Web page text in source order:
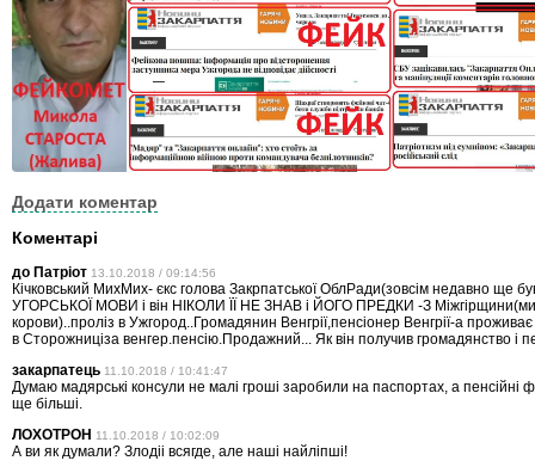
Додати коментар
Коментарі
до Патріот 13.10.2018 / 09:14:56
Кічковський МихМих- єкс голова Закрпатської ОблРади(зовсім недавно ще
УГОРСЬКОЇ МОВИ і він НІКОЛИ ЇЇ НЕ ЗНАВ і ЙОГО ПРЕДКИ -З
корови)..проліз в Ужгород..Громадянин Венгрії,пенсіонер Венгрії-а
в Сторожниціза венгер.пенсію.Продажний... Як він получив громадянство і
закарпатець 11.10.2018 / 10:41:47
Думаю мадярські консули не малі гроші заробили на паспортах, а пенсійні
ще більші.
ЛОХОТРОН 11.10.2018 / 10:02:09
А ви як думали? Злодii всягде, але нашi найлiпшi!